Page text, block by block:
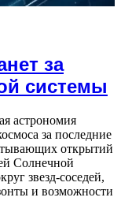
за
системы
астрономия
за последние
открытий
Солнечной
звезд-соседей,
и возможности